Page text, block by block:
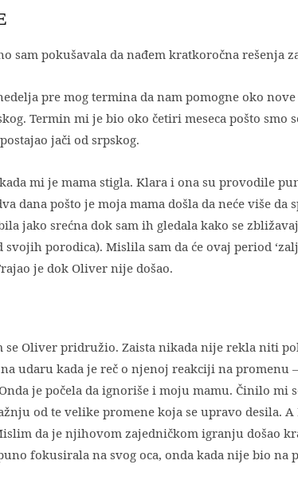
sam pokušavala da nađem kratkoročna rešenja
pre mog termina da nam pomogne oko nove
Termin mi je bio oko četiri meseca pošto smo
jači od srpskog.
mi je mama stigla. Klara i ona su provodile
dana pošto je moja mama došla da neće više da
jako srećna dok sam ih gledala kako se
porodica). Mislila sam da će ovaj period
je dok Oliver nije došao.
se Oliver pridružio. Zaista nikada nije rekla niti
udaru kada je reč o njenoj reakciji na promenu
je počela da ignoriše i moju mamu. Činilo mi
od te velike promene koja se upravo desila.
da je njihovom zajedničkom igranju došao
fokusirala na svog oca, onda kada nije bio na